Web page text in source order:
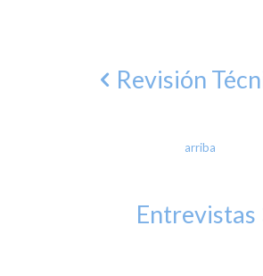
Revisión
arriba
Entrevistas